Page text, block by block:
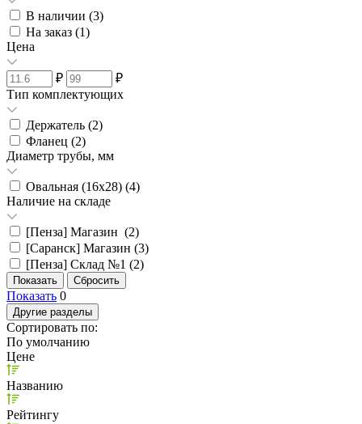
В наличии (3)
На заказ (1)
Цена
₽
₽
Тип комплектующих
Держатель (2)
Фланец (2)
Диаметр трубы, мм
Овальная (16х28) (4)
Наличие на складе
[Пенза] Магазин (2)
[Саранск] Магазин (3)
[Пенза] Склад №1 (2)
Показать 0
Другие разделы
Сортировать по:
По умолчанию
Цене
Названию
Рейтингу